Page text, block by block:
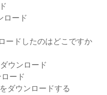
ロード
ードしたのはどこですか
ウンロード
ード
ダウンロードする